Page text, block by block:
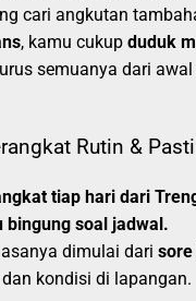
cari angkutan
, kamu cukup duduk
semuanya dari
Rutin & Pasti
tiap hari dari
bingung soal jadwal.
dimulai dari
kondisi di lapangan.